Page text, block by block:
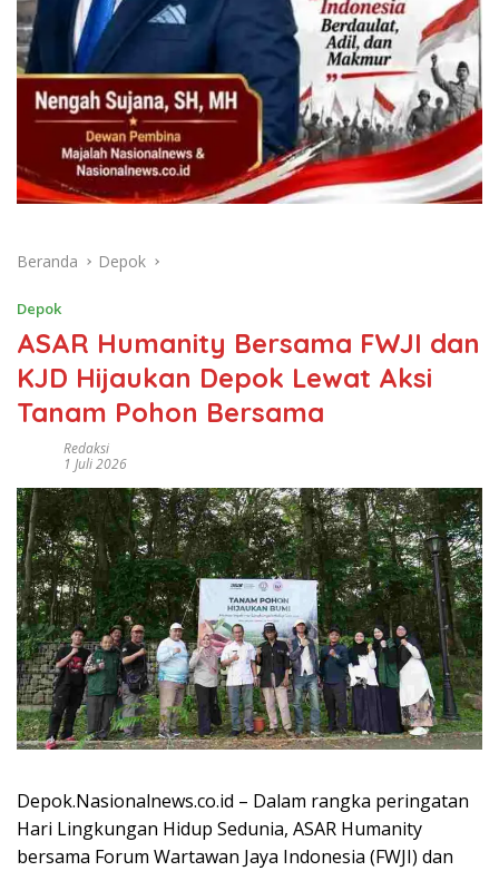
Beranda Depok
Depok
ASAR Humanity Bersama FWJI dan
KJD Hijaukan Depok Lewat Aksi
Tanam Pohon Bersama
Redaksi
1 Juli 2026
Depok.Nasionalnews.co.id – Dalam rangka peringatan
Hari Lingkungan Hidup Sedunia, ASAR Humanity
bersama Forum Wartawan Jaya Indonesia (FWJI) dan